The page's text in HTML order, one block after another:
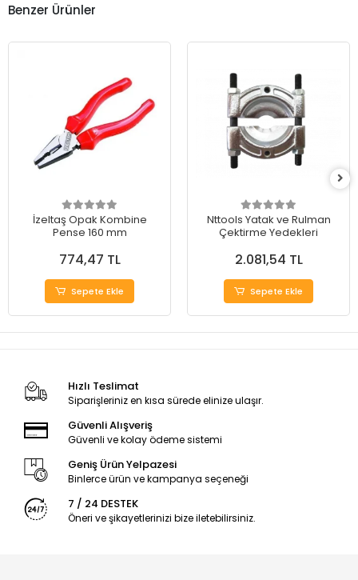
Benzer Ürünler
İzeltaş Opak Kombine
Pense 160 mm
774,47 TL
Sepete Ekle
Nttools Yatak ve Rulman
Çektirme Yedekleri
2.081,54 TL
Sepete Ekle
Hızlı Teslimat
Siparişleriniz en kısa sürede elinize ulaşır.
Güvenli Alışveriş
Güvenli ve kolay ödeme sistemi
Geniş Ürün Yelpazesi
Binlerce ürün ve kampanya seçeneği
7 / 24 DESTEK
Öneri ve şikayetlerinizi bize iletebilirsiniz.